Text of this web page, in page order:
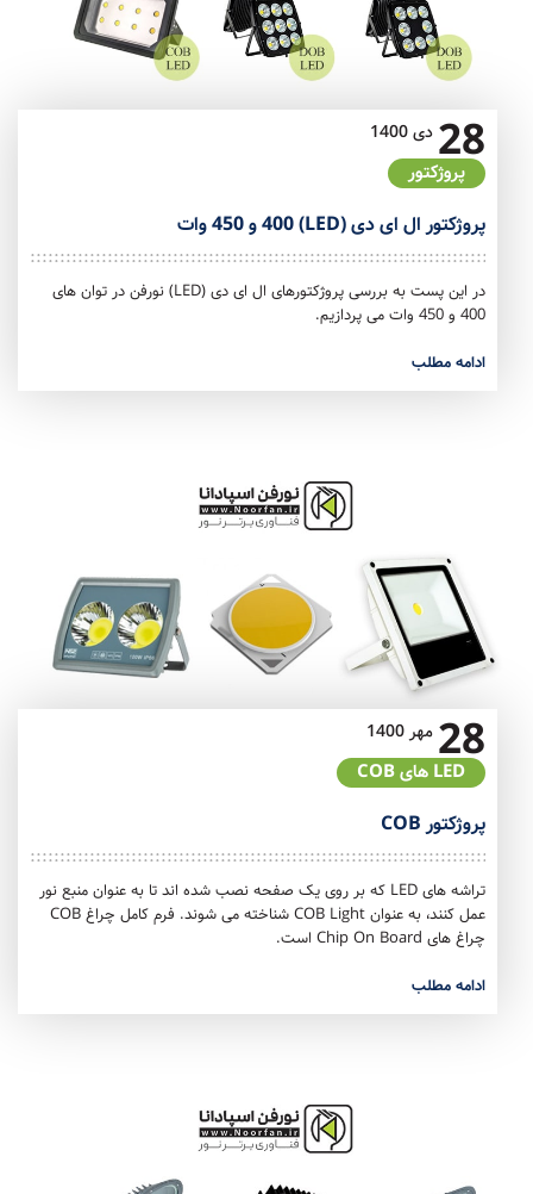
28دی1400
پروژکتور
پروژکتور ال ای دی (LED) 400 و 450 وات
در این پست به بررسی پروژکتورهای ال ای دی (LED) نورفن در توان های
400 و 450 وات می پردازیم.
ادامه مطلب
28مهر 1400
LED های COB
پروژکتور COB
تراشه های LED که بر روی یک صفحه نصب شده اند تا به عنوان منبع نور
عمل کنند، به عنوان COB Light شناخته می شوند. فرم کامل چراغ COB
چراغ های Chip On Board است.
ادامه مطلب